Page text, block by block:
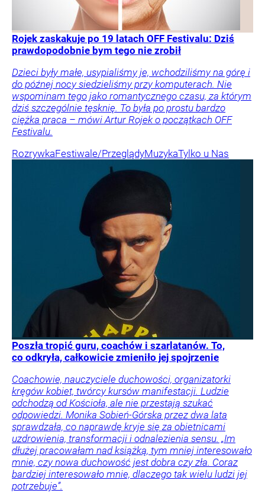
Rojek zaskakuje po 19 latach OFF Festivalu: Dziś
prawdopodobnie bym tego nie zrobił
Dzieci były małe, usypialiśmy je, wchodziliśmy na górę i
do późnej nocy siedzieliśmy przy komputerach. Nie
wspominam tego jako romantycznego czasu, za którym
dziś szczególnie tęsknię. To była po prostu bardzo
ciężka praca – mówi Artur Rojek o początkach OFF
Festivalu.
RozrywkaFestiwale/PrzeglądyMuzykaTylko u Nas
Poszła tropić guru, coachów i szarlatanów. To,
co odkryła, całkowicie zmieniło jej spojrzenie
Coachowie, nauczyciele duchowości, organizatorki
kręgów kobiet, twórcy kursów manifestacji. Ludzie
odchodzą od Kościoła, ale nie przestają szukać
odpowiedzi. Monika Sobień-Górska przez dwa lata
sprawdzała, co naprawdę kryje się za obietnicami
uzdrowienia, transformacji i odnalezienia sensu. „Im
dłużej pracowałam nad książką, tym mniej interesowało
mnie, czy nowa duchowość jest dobra czy zła. Coraz
bardziej interesowało mnie, dlaczego tak wielu ludzi jej
potrzebuje”.